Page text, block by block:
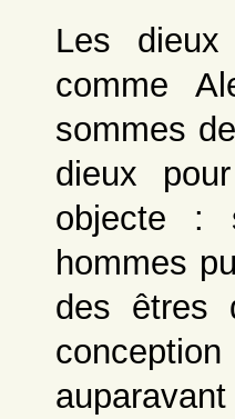
Les
comme
sommes
dieux
objecte :
hommes
des êtres